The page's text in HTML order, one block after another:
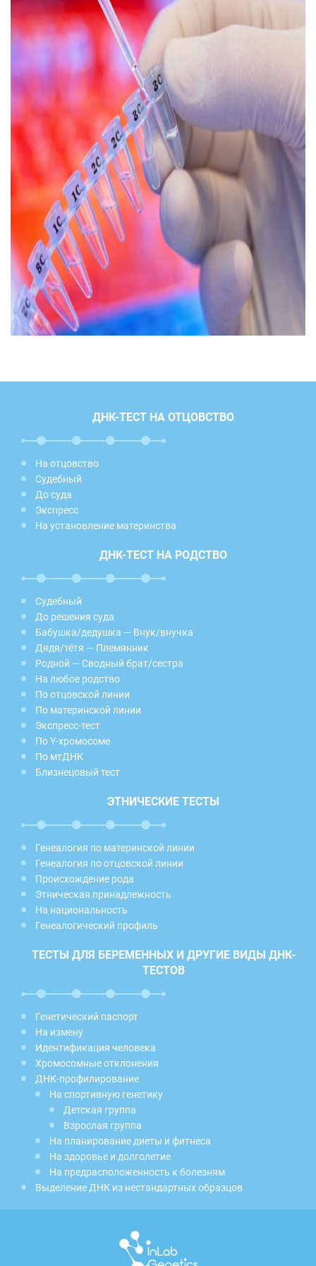
ДНК-ТЕСТ НА ОТЦОВСТВО
На отцовство
Судебный
До суда
Экспресс
На установление материнства
ДНК-ТЕСТ НА РОДСТВО
Судебный
До решения суда
Бабушка/дедушка — Внук/внучка
Дядя/тётя — Племянник
Родной — Сводный брат/сестра
На любое родство
По отцовской линии
По материнской линии
Экспресс-тест
По Y-хромосоме
По мтДНК
Близнецовый тест
ЭТНИЧЕСКИЕ ТЕСТЫ
Генеалогия по материнской линии
Генеалогия по отцовской линии
Происхождение рода
Этническая принадлежность
На национальность
Генеалогический профиль
ТЕСТЫ ДЛЯ БЕРЕМЕННЫХ И ДРУГИЕ ВИДЫ ДНК-
ТЕСТОВ
Генетический паспорт
На измену
Идентификация человека
Хромосомные отклонения
ДНК-профилирование
На спортивную генетику
Детская группа
Взрослая группа
На планирование диеты и фитнеса
На здоровье и долголетие
На предрасположенность к болезням
Выделение ДНК из нестандартных образцов